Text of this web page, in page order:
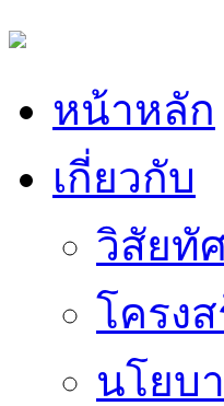
หน้าหลัก
เกี่ยวกับ
วิสัยทั
โครง
นโยบ